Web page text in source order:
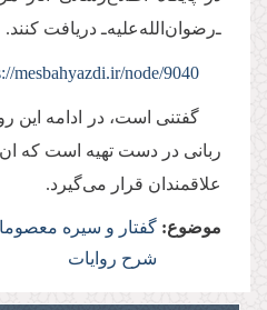
ـ‌رضوان‌الله‌عليه‌ـ دريافت كنند.
mesbahyazdi.ir/node/9040
گفتنی است، در ادامه اين
ربانی در دست تهیه است که
علاقمندان قرار می‌گيرد.
موضوع: گفتار و سیره
شرح روایات